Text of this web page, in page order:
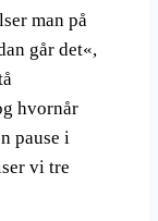
man på
går det«,
hvornår
pause i
vi tre